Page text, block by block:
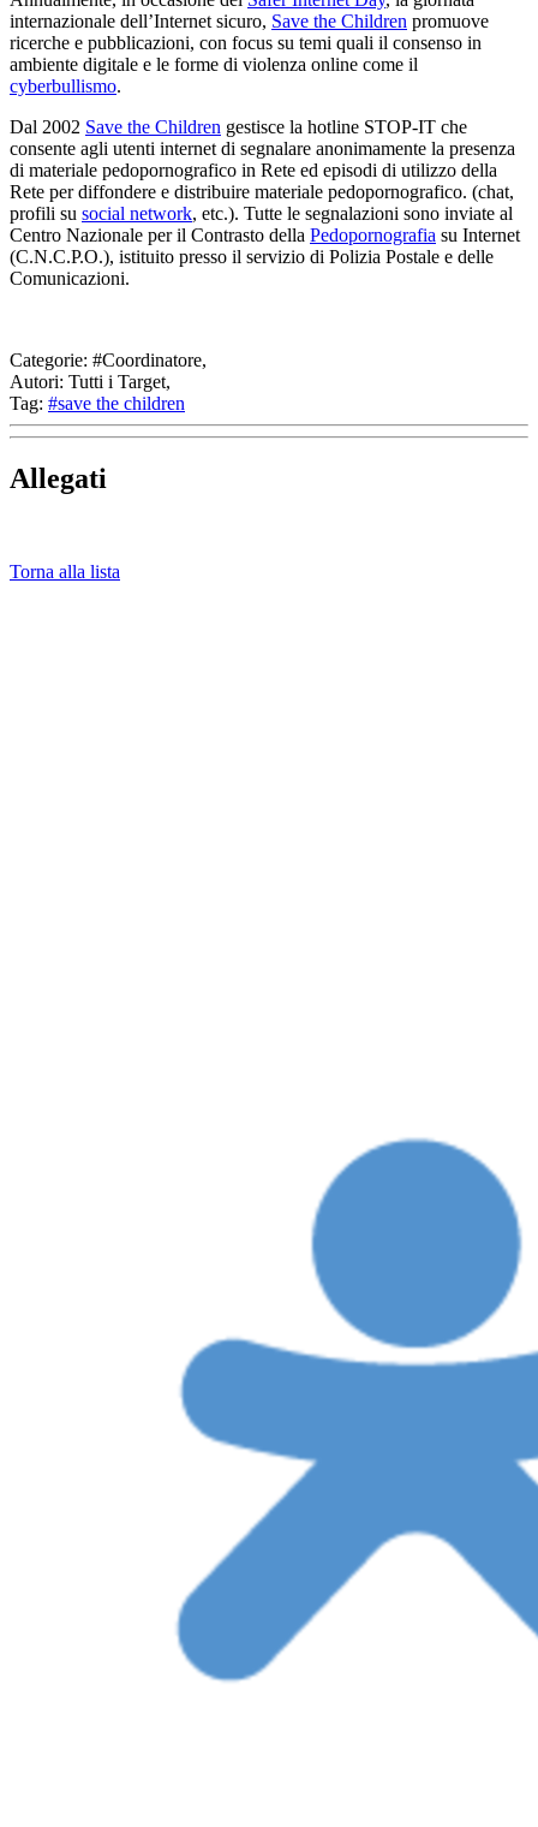
internazionale dell’Internet sicuro, Save the Children promuove
ricerche e pubblicazioni, con focus su temi quali il consenso in
ambiente digitale e le forme di violenza online come il
cyberbullismo.
Dal 2002 Save the Children gestisce la hotline STOP-IT che
consente agli utenti internet di segnalare anonimamente la presenza
di materiale pedopornografico in Rete ed episodi di utilizzo della
Rete per diffondere e distribuire materiale pedopornografico. (chat,
profili su social network, etc.). Tutte le segnalazioni sono inviate al
Centro Nazionale per il Contrasto della Pedopornografia su Internet
(C.N.C.P.O.), istituito presso il servizio di Polizia Postale e delle
Comunicazioni.
Categorie: #Coordinatore,
Autori: Tutti i Target,
Tag: #save the children
Allegati
Torna alla lista